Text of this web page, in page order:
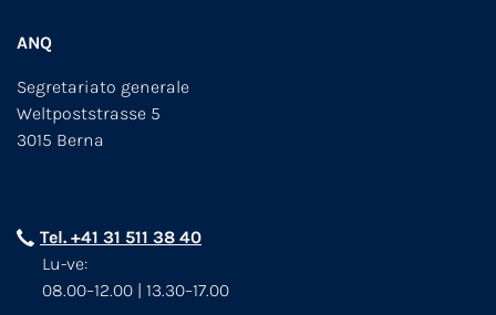
ANQ
Segretariato generale
Weltpoststrasse 5
3015 Berna
Tel. +41 31 511 38 40
Lu-ve:
08.00–12.00 | 13.30–17.00